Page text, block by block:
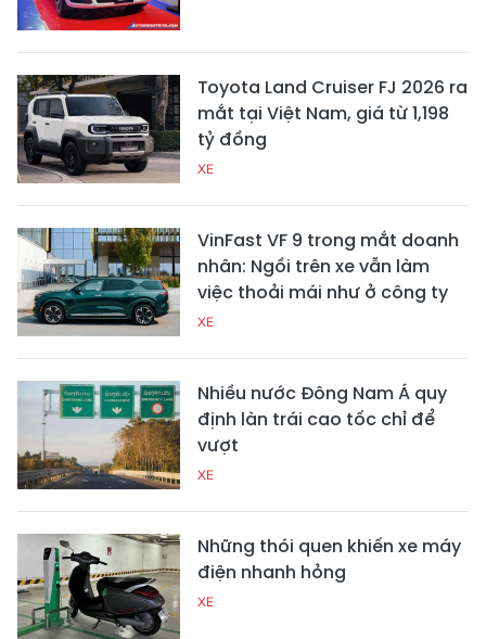
Toyota Land Cruiser FJ 2026 ra
mắt tại Việt Nam, giá từ 1,198
tỷ đồng
XE
VinFast VF 9 trong mắt doanh
nhân: Ngồi trên xe vẫn làm
việc thoải mái như ở công ty
XE
Nhiều nước Đông Nam Á quy
định làn trái cao tốc chỉ để
vượt
XE
Những thói quen khiến xe máy
điện nhanh hỏng
XE